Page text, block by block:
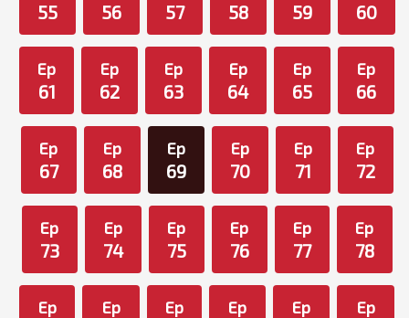
55 56 57 58 59 60
Ep
61
Ep
62
Ep
63
Ep
64
Ep
65
Ep
66
Ep
67
Ep
68
Ep
69
Ep
70
Ep
71
Ep
72
Ep
73
Ep
74
Ep
75
Ep
76
Ep
77
Ep
78
Ep Ep Ep Ep Ep Ep